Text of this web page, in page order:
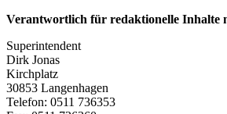
Verantwortlich für redaktionelle Inhalte
Superintendent
Dirk Jonas
Kirchplatz
30853 Langenhagen
Telefon: 0511 736353